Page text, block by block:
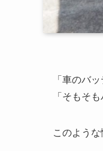
「車のバ
「そもそ
このような